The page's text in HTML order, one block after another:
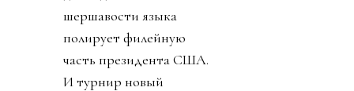
шершавости языка
полирует филейную
часть президента США.
И турнир новый